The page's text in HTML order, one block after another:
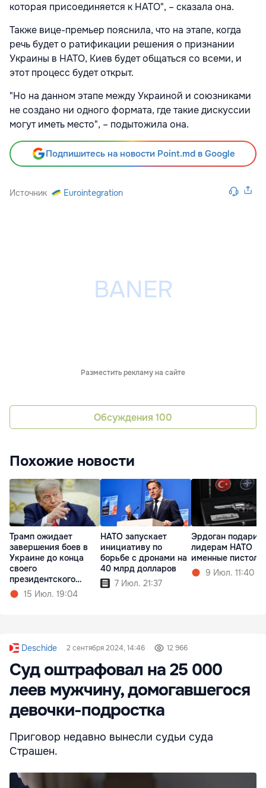
которая присоединяется к НАТО", – сказала она.
Также вице-премьер пояснила, что на этапе, когда
речь будет о ратификации решения о признании
Украины в НАТО, Киев будет общаться со всеми, и
этот процесс будет открыт.
"Но на данном этапе между Украиной и союзниками
не создано ни одного формата, где такие дискуссии
могут иметь место", – подытожила она.
Подпишитесь на новости Point.md в Google
Источник Eurointegration
Разместить рекламу на сайте
Обсуждения 100
Похожие новости
Трамп ожидает
завершения боев в
Украине до конца
своего
президентского
срока15 Июл. 19:04
НАТО запускает
инициативу по
борьбе с дронами на
40 млрд долларов
7 Июл. 21:37
Эрдоган подарил
лидерам НАТО
именные
9 Июл. 11:40
Deschide 2 сентября 2024, 14:46 12 966
Суд оштрафовал на 25 000
леев мужчину, домогавшегося
девочки-подростка
Приговор недавно вынесли судьи суда
Страшен.